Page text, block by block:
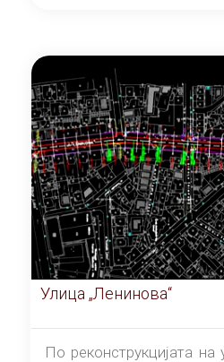
Улица „Ленинова“
По реконструкцијата на